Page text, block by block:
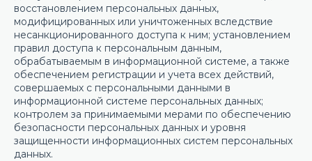
восстановлением персональных данных,
модифицированных или уничтоженных вследствие
несанкционированного доступа к ним; установлением
правил доступа к персональным данным,
обрабатываемым в информационной системе, а также
обеспечением регистрации и учета всех действий,
совершаемых с персональными данными в
информационной системе персональных данных;
контролем за принимаемыми мерами по обеспечению
безопасности персональных данных и уровня
защищенности информационных систем персональных
данных.